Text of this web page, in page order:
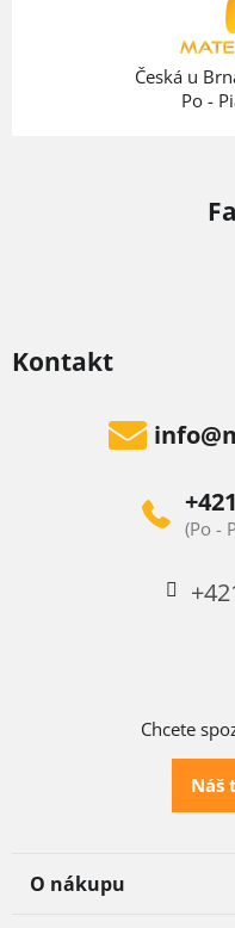
Kontakt
info@
Chcete
Náš
O nákupu
Česká u
Po -